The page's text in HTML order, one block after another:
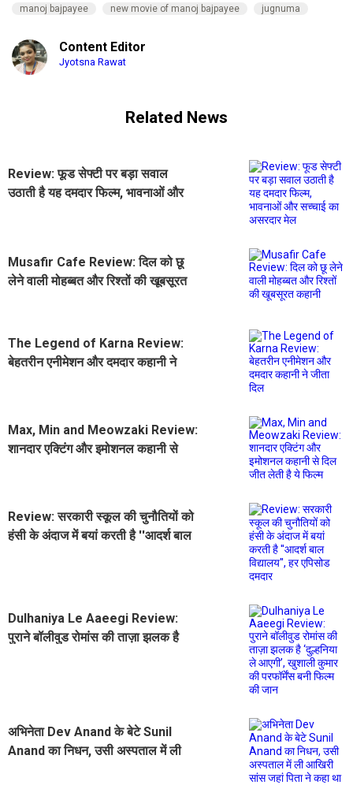
manoj bajpayee
new movie of manoj bajpayee jugnuma
Content Editor
Jyotsna Rawat
Related News
Review: फूड सेफ्टी पर बड़ा सवाल
उठाती है यह दमदार फिल्म, भावनाओं और
Musafir Cafe Review: दिल को छू
लेने वाली मोहब्बत और रिश्तों की खूबसूरत
The Legend of Karna Review:
बेहतरीन एनीमेशन और दमदार कहानी ने
Max, Min and Meowzaki Review:
शानदार एक्टिंग और इमोशनल कहानी से
Review: सरकारी स्कूल की चुनौतियों को
हंसी के अंदाज में बयां करती है ''आदर्श बाल
Dulhaniya Le Aaeegi Review:
पुराने बॉलीवुड रोमांस की ताज़ा झलक है
अभिनेता Dev Anand के बेटे Sunil
Anand का निधन, उसी अस्पताल में ली